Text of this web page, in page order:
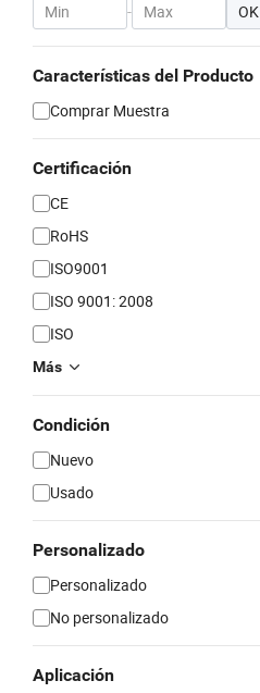
- OK
Características del Producto
Comprar Muestra
Certificación
CE
RoHS
ISO9001
ISO 9001: 2008
ISO
Más
Condición
Nuevo
Usado
Personalizado
Personalizado
No personalizado
Aplicación